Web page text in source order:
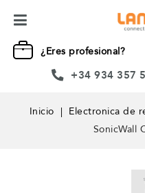
¿Eres profesional?
+34 934 357
Inicio Electronica de
SonicWall